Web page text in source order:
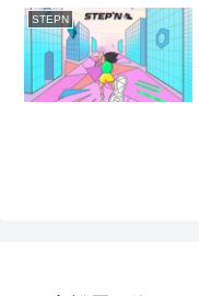
STEPN